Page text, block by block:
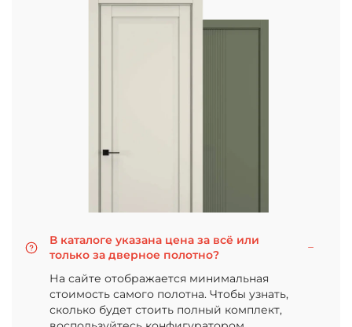
В каталоге указана цена за всё или
только за дверное полотно?
На сайте отображается минимальная
стоимость самого полотна. Чтобы узнать,
сколько будет стоить полный комплект,